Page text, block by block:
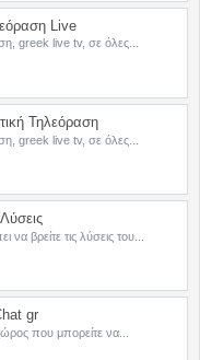
Live
greek live tv, σε όλες...
Τηλεόραση
greek live tv, σε όλες...
βρείτε τις λύσεις του...
gr
που μπορείτε να...